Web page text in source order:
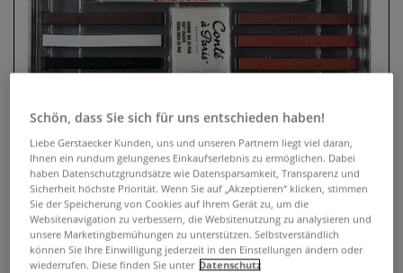
Conté à Paris™ Skizzenset, 15er-
Set
Schön, dass Sie sich für uns entschieden haben!
Liebe Gerstaecker Kunden, uns und unseren Partnern liegt viel daran,
Ihnen ein rundum gelungenes Einkaufserlebnis zu ermöglichen. Dabei
haben Datenschutzgrundsätze wie Datensparsamkeit, Transparenz und
Sicherheit höchste Priorität. Wenn Sie auf „Akzeptieren“ klicken, stimmen
Sie der Speicherung von Cookies auf Ihrem Gerät zu, um die
Websitenavigation zu verbessern, die Websitenutzung zu analysieren und
unsere Marketingbemühungen zu unterstützen. Selbstverständlich
können Sie Ihre Einwilligung jederzeit in den Einstellungen ändern oder
wiederrufen. Diese finden Sie unter Datenschutz